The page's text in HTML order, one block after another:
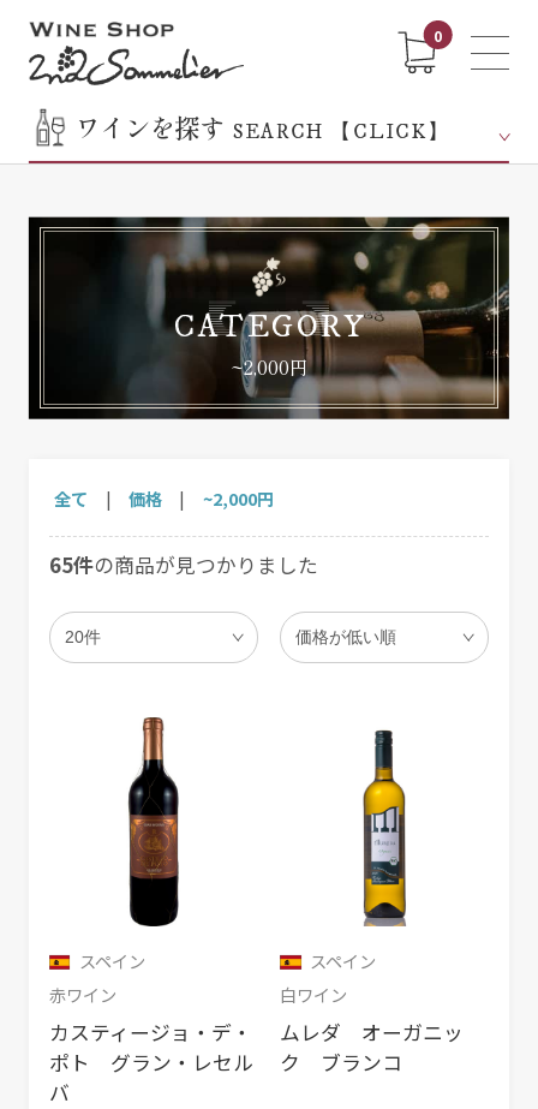
0
ワインを探す SEARCH 【CLICK】
CATEGORY
~2,000円
全て | 価格 | ~2,000円
65件の商品が見つかりました
スペイン
赤ワイン
カスティージョ・デ・
ポト グラン・レセル
バ
スペイン
白ワイン
ムレダ オーガニッ
ク ブランコ